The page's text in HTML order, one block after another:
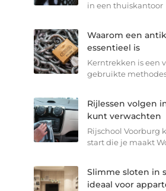
in een thuiskantoor
Waarom een
essentieel is
Kerntrekken is een
gebruikte
Rijlessen volgen
kunt verwachten
Rijschool Voorburg
start die je maakt
Slimme sloten in
ideaal voor